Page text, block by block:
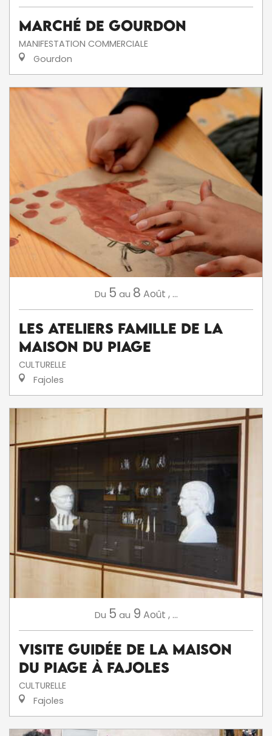
Marché de Gourdon
MANIFESTATION COMMERCIALE
Gourdon
Du 5 au 8 Août , ...
Les ateliers famille de la
Maison du Piage
CULTURELLE
Fajoles
Du 5 au 9 Août , ...
Visite Guidée de la Maison
du Piage à Fajoles
CULTURELLE
Fajoles